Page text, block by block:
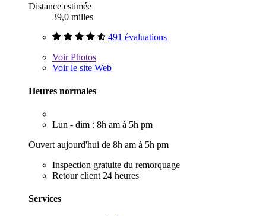
Distance estimée
39,0 milles
491 évaluations
VoirPhotos
Voir le site Web
Heures normales
Lun - dim : 8h am à 5h pm
Ouvert aujourd'hui de 8h am à 5h pm
Inspection gratuite du remorquage
Retour client 24 heures
Services